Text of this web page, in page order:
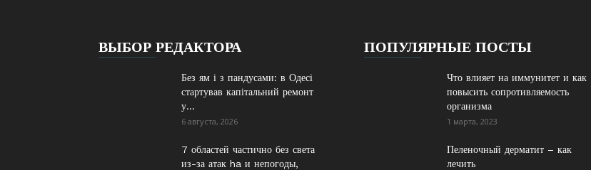
ВЫБОР РЕДАКТОРА
Без ям і з пандусами: в Одесі
стартував капітальний ремонт
у...
6 августа, 2026
7 областей частично без света
из-за атак ha и непогоды,
ПОПУЛЯРНЫЕ ПОСТЫ
Что влияет на иммунитет и как
повысить сопротивляемость
организма
1 марта, 2023
Пеленочный дерматит – как
лечить